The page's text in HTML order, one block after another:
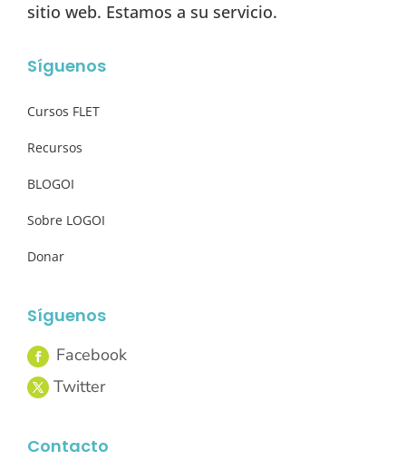
sitio web. Estamos a su servicio.
Síguenos
Cursos FLET
Recursos
BLOGOI
Sobre LOGOI
Donar
Síguenos
Contacto